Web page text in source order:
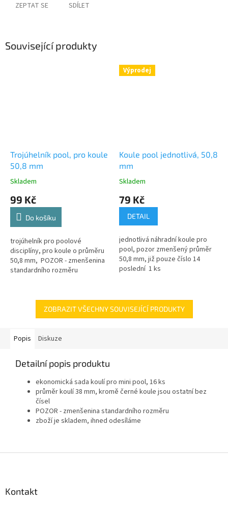
ZEPTAT SE SDÍLET
Související produkty
Trojúhelník pool, pro koule
50,8 mm
Skladem
99 Kč
Do košíku
trojúhelník pro poolové
disciplíny, pro koule o průměru
50,8 mm, POZOR - zmenšenina
standardního rozměru
Výprodej
Koule pool jednotlivá, 50,8
mm
Skladem
79 Kč
DETAIL
jednotlivá náhradní koule pro
pool, pozor zmenšený průměr
50,8 mm, již pouze číslo 14
poslední 1 ks
ZOBRAZIT VŠECHNY SOUVISEJÍCÍ PRODUKTY
Popis Diskuze
Detailní popis produktu
ekonomická sada koulí pro mini pool, 16 ks
průměr koulí 38 mm, kromě černé koule jsou ostatní bez
čísel
POZOR - zmenšenina standardního rozměru
zboží je skladem, ihned odesíláme
Kontakt